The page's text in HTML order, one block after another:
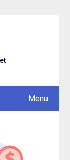
Menu